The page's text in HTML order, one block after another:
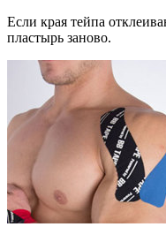
Если края тейпа
пластырь заново.